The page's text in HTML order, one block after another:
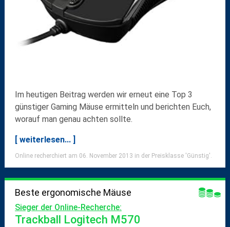
Im heutigen Beitrag werden wir erneut eine Top 3
günstiger Gaming Mäuse ermitteln und berichten Euch,
worauf man genau achten sollte.
[ weiterlesen... ]
Online recherchiert am 06. November 2013 in der Preisklasse 'Günstig'.
Beste ergonomische Mäuse
Sieger der Online-Recherche:
Trackball Logitech M570